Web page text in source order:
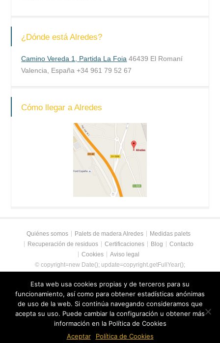
¿Dónde está Alredes?
Camino Vereda 1, Partida La Foia 46439 El Romaní
Valencia, España +34 961 79 52 67
Cómo llegar a Alredes
Quiénes somos Palets de madera Alredes
Medidas palets
Recuperación de residuos
Certificaciones Blog
Contacto
Cookies
Aviso legal
© copyright=new Date(); update=copyright.getFullYear();
en Valencia. Reciclaje de madera. Palets de segunda mano en Valencia.
Esta web usa cookies propias y de terceros para su
funcionamiento, así como para obtener estadísticas anónimas
de uso de la web. Si continúa navegando consideramos que
acepta su uso. Puede cambiar la configuración u obtener más
información en la Política de Cookies
Aceptar
Política de Cookies